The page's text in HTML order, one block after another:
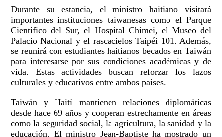
Durante su estancia, el ministro haitiano visitará
importantes instituciones taiwanesas como el Parque
Científico del Sur, el Hospital Chimei, el Museo del
Palacio Nacional y el rascacielos Taipéi 101. Además,
se reunirá con estudiantes haitianos becados en Taiwán
para interesarse por sus condiciones académicas y de
vida. Estas actividades buscan reforzar los lazos
culturales y educativos entre ambos países.
Taiwán y Haití mantienen relaciones diplomáticas
desde hace 69 años y cooperan estrechamente en áreas
como la seguridad social, la agricultura, la sanidad y la
educación. El ministro Jean-Baptiste ha mostrado un